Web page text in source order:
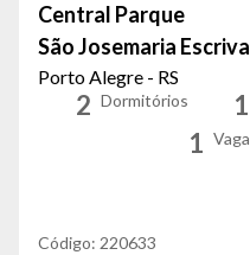
Central Parque
São Josemaria Escriva
Porto Alegre - RS
2 Dormitórios 1
1 Vaga
Código: 220633